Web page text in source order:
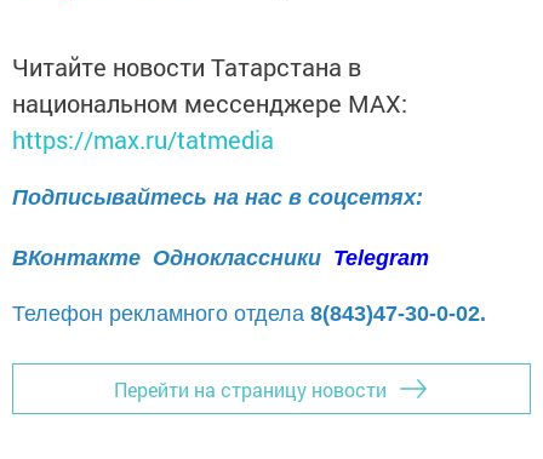
Читайте новости Татарстана в
национальном мессенджере MАХ:
https://max.ru/tatmedia
Подписывайтесь на нас в соцсетях:
ВКонтакте Одноклассники Telegram
Телефон рекламного отдела 8(843)47-30-0-02.
Перейти на страницу новости